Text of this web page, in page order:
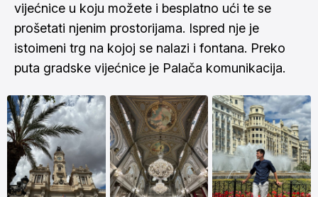
vijećnice u koju možete i besplatno ući te se
prošetati njenim prostorijama. Ispred nje je
istoimeni trg na kojoj se nalazi i fontana. Preko
puta gradske vijećnice je Palača komunikacija.